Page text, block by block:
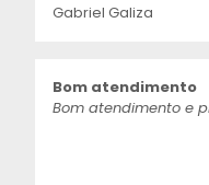
Gabriel Galiza
Bom atendimento
Bom atendimento e